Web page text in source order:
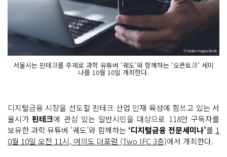
서울시는 핀테크를 주제로 과학 유튜버 ‘궤도’와 함께하는 ‘오픈토크’ 세미
나를 10월 10일 개최한다.
디지털금융 시장을 선도할 핀테크 산업 인재 육성에 힘쓰고 있는 서
울시가핀테크에 관심 있는 일반시민을 대상으로 118만 구독자를
보유한 과학 유튜버 ‘궤도’와 함께하는 ‘디지털금융 전문세미나’를 1
0월 10일 오전 11시, 여의도 더포럼 (Two IFC 3층)에서 개최한다.